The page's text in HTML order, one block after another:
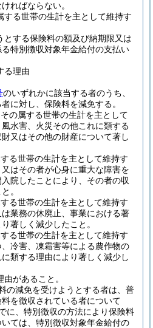
ればならない。
する世帯の生計を主として維持す
とする保険料の額及び納期限又は
特別徴収対象年金給付の支払い
る理由
のいずれかに該当する者のうち、
に対し、保険料を減免する。
の属する世帯の生計を主として
水害、火災その他これに類する
又はその他の財産について著し
る世帯の生計を主として維持す
はその者が心身に重大な障害を
院したことにより、その者の収
。
る世帯の生計を主として維持す
業務の休廃止、事業における著
著しく減少したこと。
る世帯の生計を主として維持す
冷害、凍霜害等による農作物の
類する理由により著しく減少し
があること。
の減免を受けようとする者は、普
を徴収されている者について
に、特別徴収の方法により保険料
ては、特別徴収対象年金給付の